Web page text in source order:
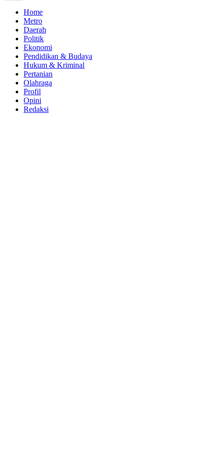
Home
Metro
Daerah
Politik
Ekonomi
Pendidikan & Budaya
Hukum & Kriminal
Pertanian
Olahraga
Profil
Opini
Redaksi